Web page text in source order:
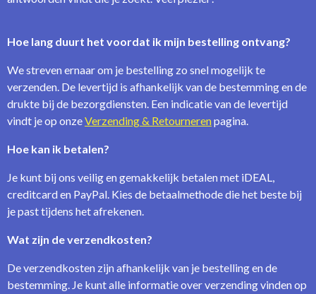
Hoe lang duurt het voordat ik mijn bestelling ontvang?
We streven ernaar om je bestelling zo snel mogelijk te
verzenden. De levertijd is afhankelijk van de bestemming en de
drukte bij de bezorgdiensten. Een indicatie van de levertijd
vindt je op onzeVerzending & Retournerenpagina.
Hoe kan ik betalen?
Je kunt bij ons veilig en gemakkelijk betalen met iDEAL,
creditcard en PayPal. Kies de betaalmethode die het beste bij
je past tijdens het afrekenen.
Wat zijn de verzendkosten?
De verzendkosten zijn afhankelijk van je bestelling en de
bestemming. Je kunt alle informatie over verzending vinden op